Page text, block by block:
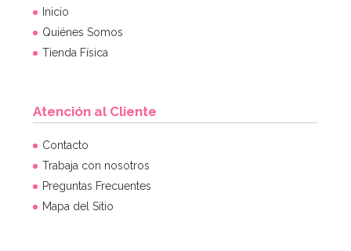
Molde Plástico Cerebro 19,5 cm
4,95€
Inicio
Quiénes Somos
Tienda Física
Atención al Cliente
Contacto
Trabaja con nosotros
Preguntas Frecuentes
Mapa del Sitio